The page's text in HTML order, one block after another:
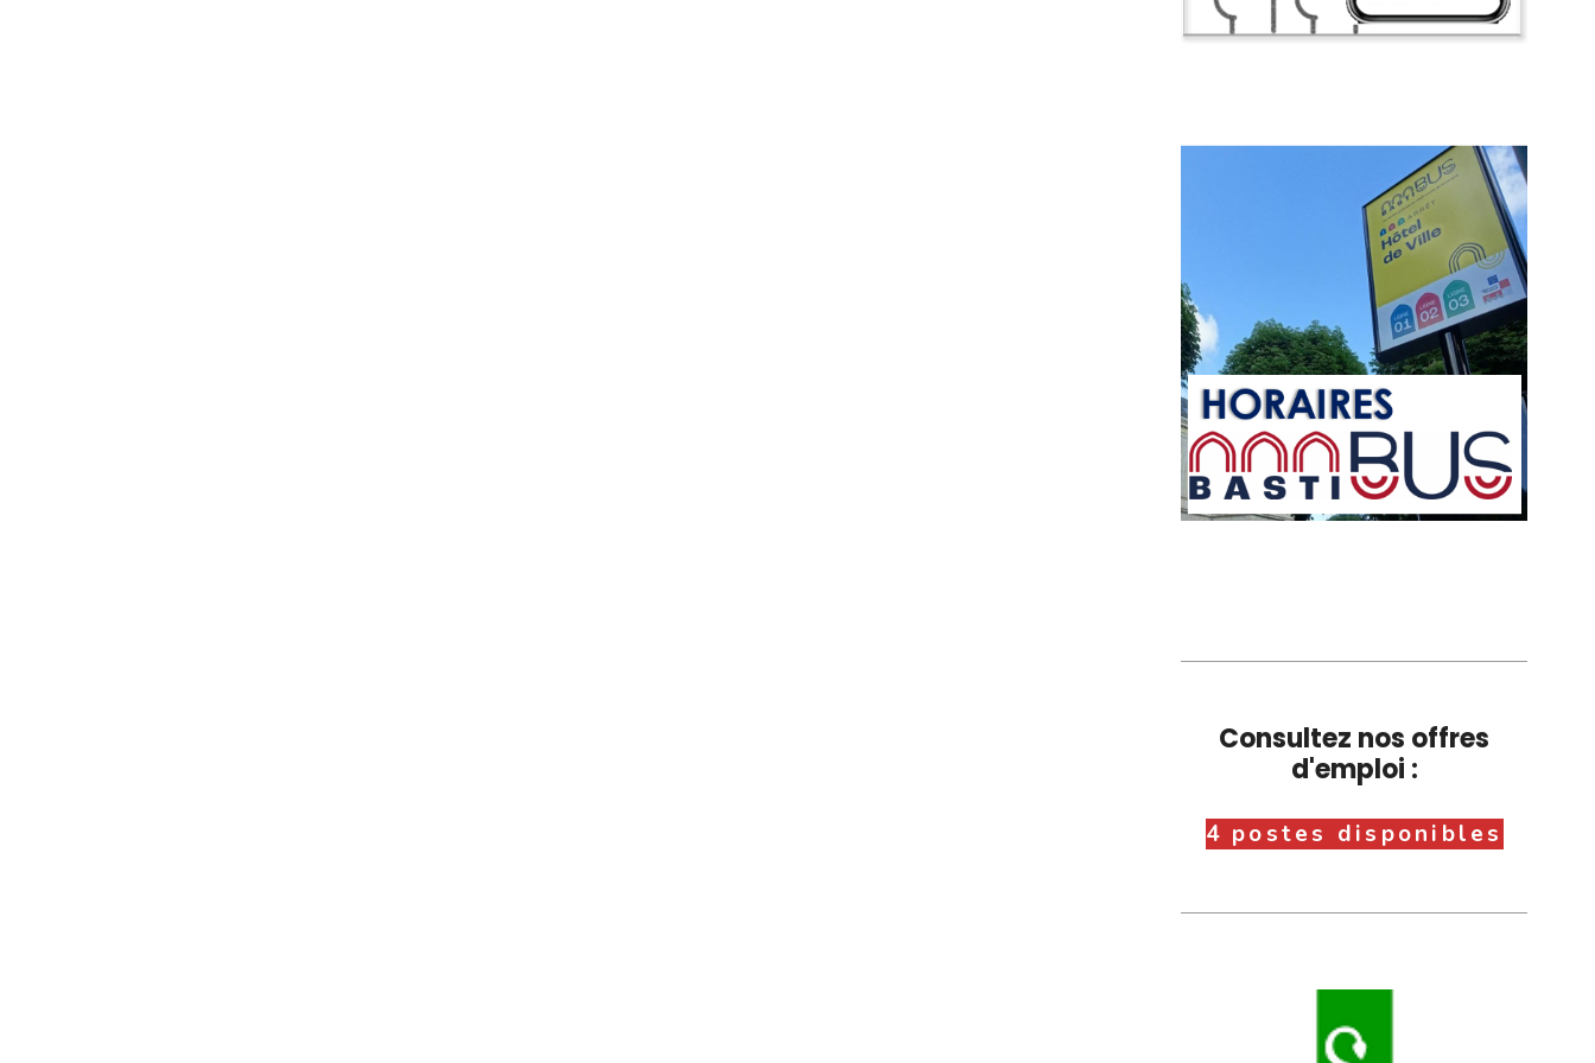
Consultez nos offres
d'emploi :
4 postes disponibles